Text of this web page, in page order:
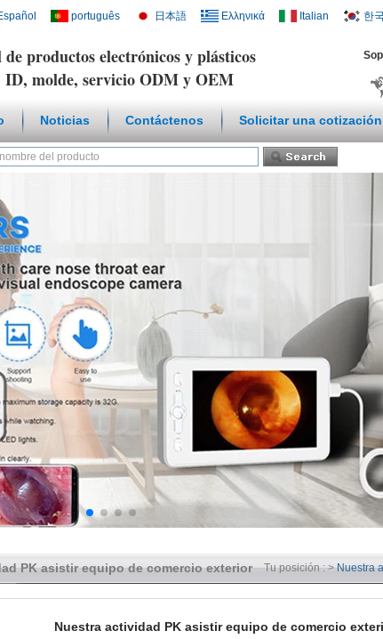
productos electrónicos y plásticos
ID, molde, servicio ODM y OEM
português 日本語 Ελληνικά Italian 한
Noticias Contáctenos Solicitar una cotización
PK asistir equipo de comercio exterior Tu posición : >
Nuestra actividad PK asistir equipo de comercio